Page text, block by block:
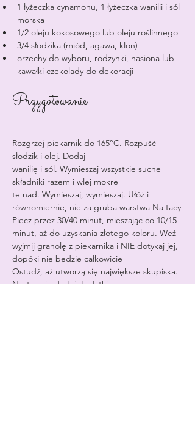
1 łyżeczka cynamonu, 1 łyżeczka wanilii i sól
morska
1/2 oleju kokosowego lub oleju roślinnego
3/4 słodzika (miód, agawa, klon)
orzechy do wyboru, rodzynki, nasiona lub
kawałki czekolady do dekoracji
Przygotowanie
Rozgrzej piekarnik do 165°C. Rozpuść
słodzik i olej. Dodaj
wanilię i sól. Wymieszaj wszystkie suche
składniki razem i wlej mokre
te nad. Wymieszaj, wymieszaj. Ułóż i
równomiernie, nie za gruba warstwa Na tacy
Piecz przez 30/40 minut, mieszając co 10/15
minut, aż do uzyskania złotego koloru. Weź
wyjmij granolę z piekarnika i NIE dotykaj jej,
dopóki nie będzie całkowicie
Ostudź, aż utworzą się największe skupiska.
Następnie dodaj dodatki.